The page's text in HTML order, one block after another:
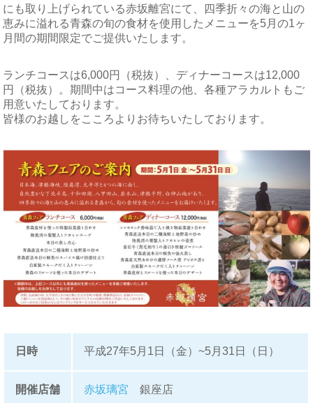
にも取り上げられている赤坂離宮にて、四季折々の海と山の
恵みに溢れる青森の旬の食材を使用したメニューを5月の1ヶ
月間の期間限定でご提供いたします。
ランチコースは6,000円（税抜）、ディナーコースは12,000
円（税抜）。期間中はコース料理の他、各種アラカルトもご
用意いたしております。
皆様のお越しをこころよりお待ちいたしております。
日時 平成27年5月1日（金）~5月31日（日）
開催店舗 赤坂璃宮 銀座店